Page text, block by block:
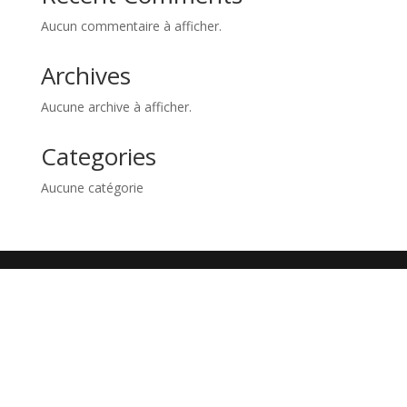
Aucun commentaire à afficher.
Archives
Aucune archive à afficher.
Categories
Aucune catégorie